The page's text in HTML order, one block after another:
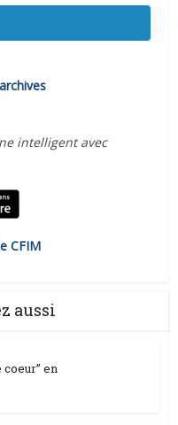
intelligent avec
CFIM
aussi
coeur” en